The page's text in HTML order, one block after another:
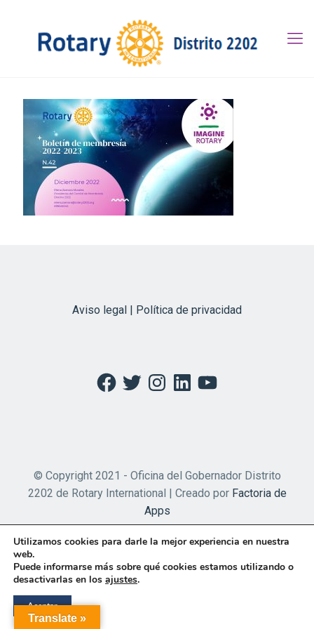
Aviso legal | Política de privacidad
Facebook
TwitterInstagramLinkedInYouTube
© Copyright 2021 - Oficina del Gobernador Distrito
2202 de Rotary International | Creado por Factoria de
Apps
Translate »
Utilizamos cookies para darle la mejor experiencia en nuestra
web.
Puede informarse más sobre qué cookies estamos utilizando o
desactivarlas en los ajustes.
Aceptar